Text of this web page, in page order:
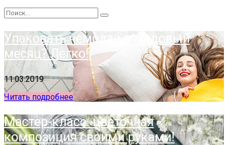
Упаковать чемодан в медовый
месяц? Легко!
11.03.2019
Читать подробнее
Мастер-класс: цветочная
композиция своими руками!